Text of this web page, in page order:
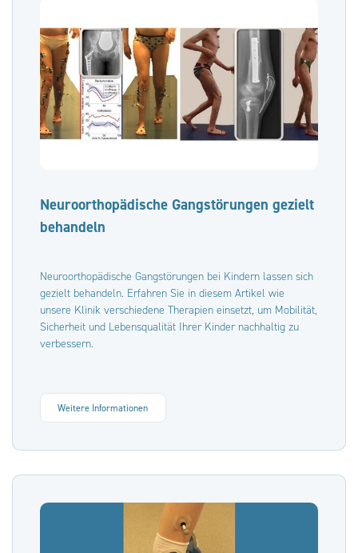
Neuroorthopädische Gangstörungen gezielt
behandeln
Neuroorthopädische Gangstörungen bei Kindern lassen sich
gezielt behandeln. Erfahren Sie in diesem Artikel wie
unsere Klinik verschiedene Therapien einsetzt, um Mobilität,
Sicherheit und Lebensqualität Ihrer Kinder nachhaltig zu
verbessern.
Weitere Informationen